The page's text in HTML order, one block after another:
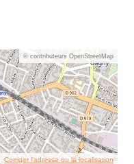
© contributeurs OpenStreetMap
Corriger l’adresse ou la localisation